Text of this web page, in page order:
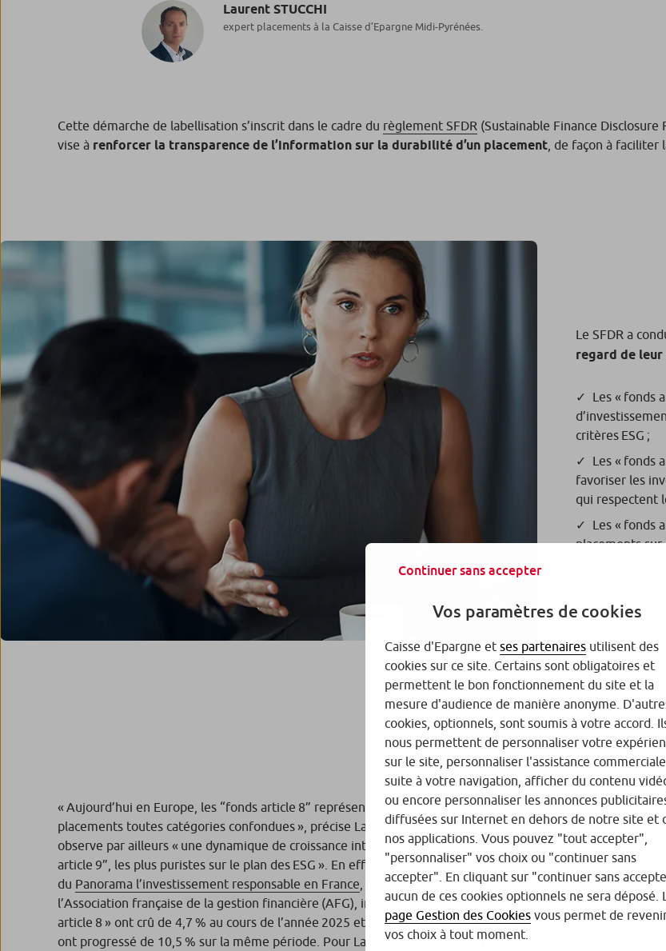
Laurent STUCCHI
expert placements à la Caisse d’Epargne Midi-Pyrénées.
Cette démarche de labellisation s’inscrit dans le cadre du règlement SFDR (Sustainable Finance
vise à renforcer la transparence de l’information sur la durabilité d’un placement , de façon à
Le SFDR a
regard de
Les « fonds
critères ESG ;
Les « fonds
favoriser les
qui respectent
Les « fonds
placements sur
« Aujourd’hui en Europe, les “fonds article 8” représentent la majorité des
placements toutes catégories confondues », précise Laurent Stucchi, qui
observe par ailleurs « une dynamique de croissance intéressante des “fonds
article 9”, les plus puristes sur le plan des ESG ». En effet, l’édition 2026
du Panorama l’investissement responsable en France , produit par
l’Association française de la gestion financière (AFG), indique que les « fonds
article 8 » ont crû de 4,7 % au cours de l’année 2025 et les « fonds article 9 »
ont progressé de 10,5 % sur la même période. Pour Laurent Stucchi, «c’est
Continuer sans accepter
Vos paramètres de cookies
Caisse d'Epargne et ses partenaires utilisent des
cookies sur ce site. Certains sont obligatoires et
permettent le bon fonctionnement du site et la
mesure d'audience de manière anonyme.
cookies, optionnels, sont soumis à votre accord.
nous permettent de personnaliser votre
sur le site, personnaliser l'assistance commerciale
suite à votre navigation, afficher du contenu
ou encore personnaliser les annonces
diffusées sur Internet en dehors de notre site et
nos applications. Vous pouvez "tout accepter",
"personnaliser" vos choix ou "continuer sans
accepter". En cliquant sur "continuer sans
aucun de ces cookies optionnels ne sera déposé.
page Gestion des Cookies vous permet de
vos choix à tout moment.